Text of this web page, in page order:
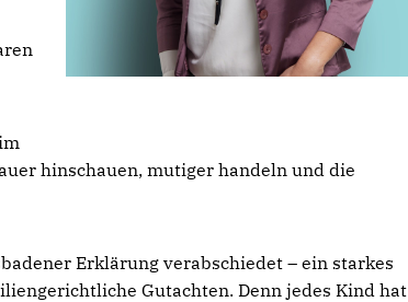
hinschauen, mutiger handeln und die
Erklärung verabschiedet – ein starkes
Gutachten. Denn jedes Kind hat